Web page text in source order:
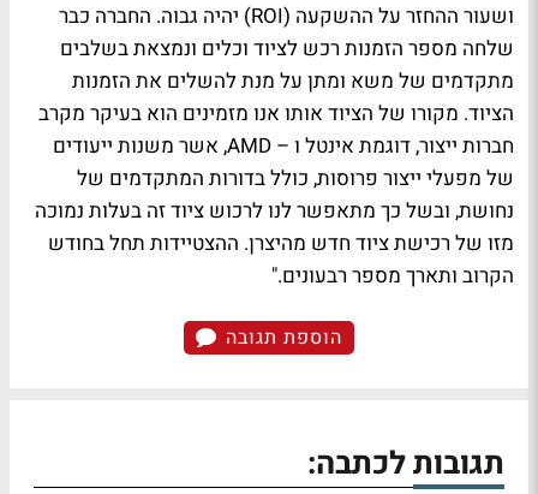
ושעור ההחזר על ההשקעה (ROI) יהיה גבוה. החברה כבר
שלחה מספר הזמנות רכש לציוד וכלים ונמצאת בשלבים
מתקדמים של משא ומתן על מנת להשלים את הזמנות
הציוד. מקורו של הציוד אותו אנו מזמינים הוא בעיקר מקרב
חברות ייצור, דוגמת אינטל ו – AMD, אשר משנות ייעודים
של מפעלי ייצור פרוסות, כולל בדורות המתקדמים של
נחושת, ובשל כך מתאפשר לנו לרכוש ציוד זה בעלות נמוכה
מזו של רכישת ציוד חדש מהיצרן. ההצטיידות תחל בחודש
הקרוב ותארך מספר רבעונים."
הוספת תגובה
תגובות לכתבה: